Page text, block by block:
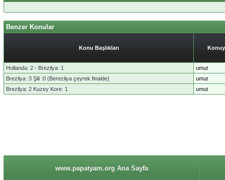
Benzer Konular
Konu Başlıkları
Hollanda: 2 - Brezilya: 1
umut
Brezilya :3 Şili :0 (Berezilya çeyrek finalde)
umut
Brezilya: 2 Kuzey Kore: 1
umut
www.papatyam.org Ana Sayfa